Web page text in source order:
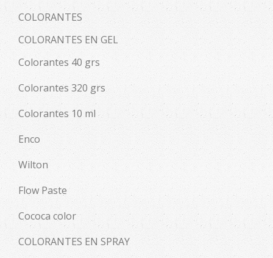
COLORANTES
COLORANTES EN GEL
Colorantes 40 grs
Colorantes 320 grs
Colorantes 10 ml
Enco
Wilton
Flow Paste
Cococa color
COLORANTES EN SPRAY